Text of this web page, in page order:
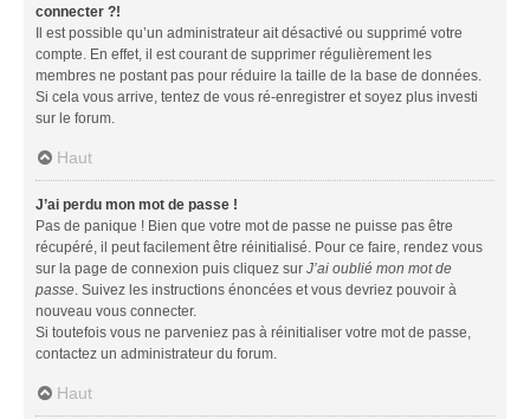
connecter ?!
Il est possible qu’un administrateur ait désactivé ou supprimé votre
compte. En effet, il est courant de supprimer régulièrement les
membres ne postant pas pour réduire la taille de la base de données.
Si cela vous arrive, tentez de vous ré-enregistrer et soyez plus investi
sur le forum.
Haut
J’ai perdu mon mot de passe !
Pas de panique ! Bien que votre mot de passe ne puisse pas être
récupéré, il peut facilement être réinitialisé. Pour ce faire, rendez vous
sur la page de connexion puis cliquez sur J’ai oublié mon mot de
passe. Suivez les instructions énoncées et vous devriez pouvoir à
nouveau vous connecter.
Si toutefois vous ne parveniez pas à réinitialiser votre mot de passe,
contactez un administrateur du forum.
Haut